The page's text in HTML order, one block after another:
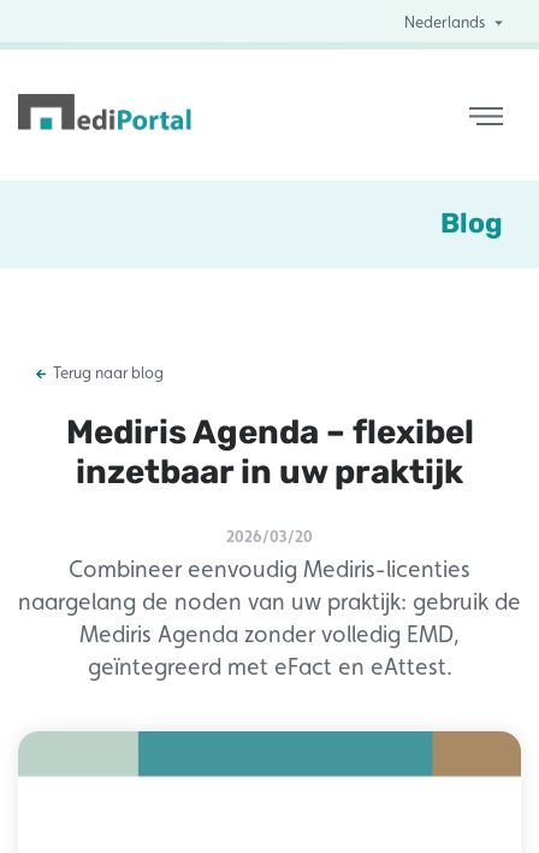
Nederlands
Blog
Terug naar blog
Mediris Agenda – flexibel
inzetbaar in uw praktijk
2026/03/20
Combineer eenvoudig Mediris-licenties
naargelang de noden van uw praktijk: gebruik de
Mediris Agenda zonder volledig EMD,
geïntegreerd met eFact en eAttest.